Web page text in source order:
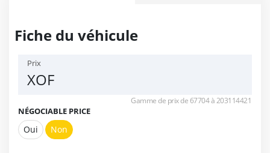
Fiche du véhicule
Prix
XOF
Gamme de prix de 67704 à 203114421
NÉGOCIABLE PRICE
Oui Non